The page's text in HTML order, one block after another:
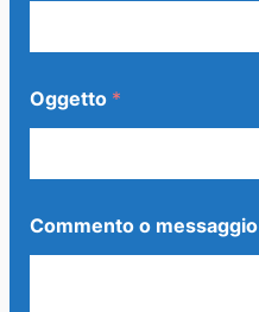
t
o
E
a
l
Oggetto *
Commento o messaggio